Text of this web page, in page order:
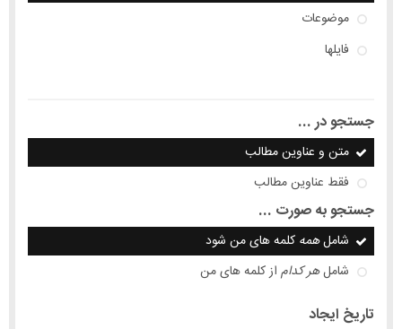
موضوعات
فایلها
جستجو در ...
متن و عناوین مطالب
فقط عناوین مطالب
جستجو به صورت ...
شاملهمه کلمه های من شود
شاملهر کدام از کلمه های من
تاریخ ایجاد